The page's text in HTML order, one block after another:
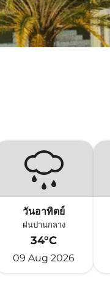
วันอาทิตย์
ฝนปานกลาง
34°C
09 Aug 2026